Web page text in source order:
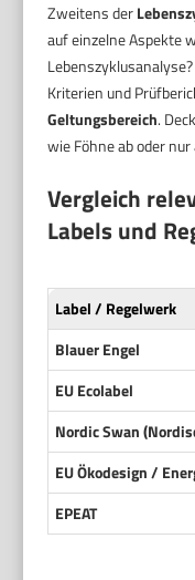
Zweitens der
auf einzelne Aspekte
Kriterien und
Geltungsbereich.
wie Föhne ab oder
Vergleich
Labels und
Label / Regelwerk
Blauer Engel
EU Ecolabel
Nordic Swan
EU Ökodesign /
EPEAT